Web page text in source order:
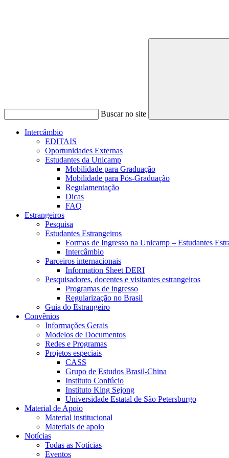
Buscar no site
Intercâmbio
EDITAIS
Oportunidades Externas
Estudantes da Unicamp
Mobilidade para Graduação
Mobilidade para Pós-Graduação
Regulamentação
Dicas
FAQ
Estrangeiros
Pesquisa
Estudantes Estrangeiros
Formas de Ingresso na Unicamp – Estudantes
Intercâmbio
Parceiros internacionais
Information Sheet DERI
Pesquisadores, docentes e visitantes estrangeiros
Programas de ingresso
Regularização no Brasil
Guia do Estrangeiro
Convênios
Informações Gerais
Modelos de Documentos
Redes e Programas
Projetos especiais
CASS
Grupo de Estudos Brasil-China
Instituto Confúcio
Instituto King Sejong
Universidade Estatal de São Petersburgo
Material de Apoio
Material institucional
Materiais de apoio
Notícias
Todas as Notícias
Eventos